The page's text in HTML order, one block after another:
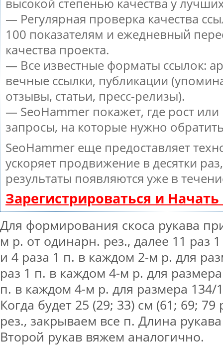
высокой степенью качества у
— Регулярная проверка качества
100 показателям и ежедневный
качества проекта.
— Все известные форматы ссылок:
вечные ссылки, публикации
отзывы, статьи, пресс-релизы).
— SeoHammer покажет, где рост или
запросы, на которые нужно
SeoHammer еще предоставляет
ускоряет продвижение в десятки
результаты появляются уже в
Зарегистрироваться и
Для формирования скоса рукава
м р. от одинарн. рез., далее 11 раз
и 4 раза 1 п. в каждом 2-м р. для
раз 1 п. в каждом 4-м р. для
п. в каждом 4-м р. для размера 134/
Когда будет 25 (29; 33) см (61; 69;
рез., закрываем все п. Длина
Второй рукав вяжем аналогично.